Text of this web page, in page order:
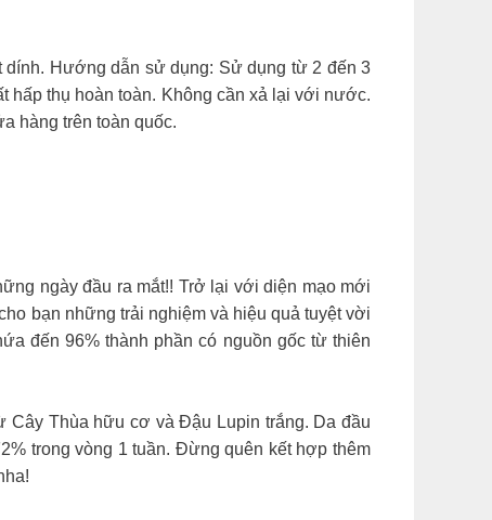
dính. Hướng dẫn sử dụng: Sử dụng từ 2 đến 3
hấp thụ hoàn toàn. Không cần xả lại với nước.
hàng trên toàn quốc.
ngày đầu ra mắt!! Trở lại với diện mạo mới
bạn những trải nghiệm và hiệu quả tuyệt vời
đến 96% thành phần có nguồn gốc từ thiên
Cây Thùa hữu cơ và Đậu Lupin trắng. Da đầu
trong vòng 1 tuần. Đừng quên kết hợp thêm